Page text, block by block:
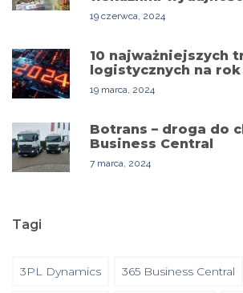
19 czerwca, 2024
10 najważniejszych
logistycznych na
19 marca, 2024
Botrans – droga do
Business Central
7 marca, 2024
Tagi
3PL Dynamics 365 Business Central